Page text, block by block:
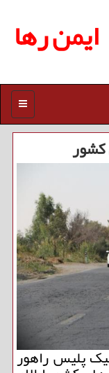
ایمن رها
منو
كشور
پلیس راهور